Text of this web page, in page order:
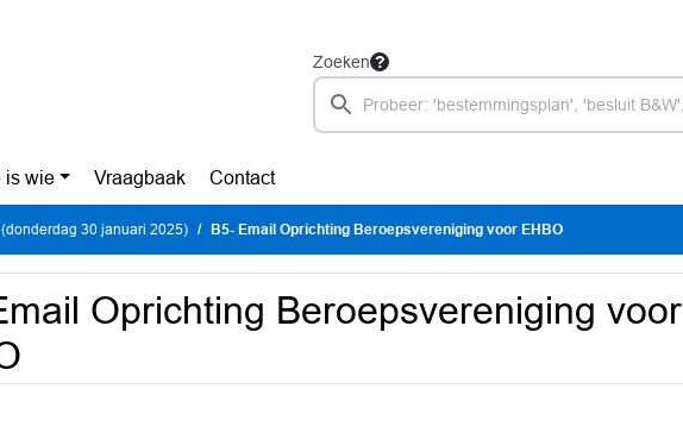
Zoeken
is wie Vraagbaak Contact
30 januari 2025) B5- Email Oprichting Beroepsvereniging voor EHBO
Oprichting Beroepsvereniging voor